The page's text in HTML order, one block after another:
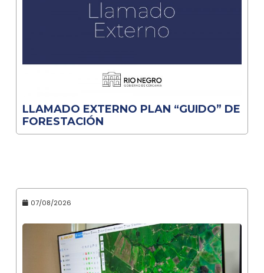
LLAMADO EXTERNO PLAN “GUIDO” DE
FORESTACIÓN
07/08/2026